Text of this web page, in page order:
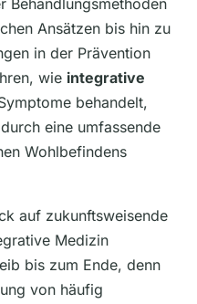
Behandlungsmethoden
Ansätzen bis hin zu
in der Prävention
wie integrative
behandelt,
eine umfassende
Wohlbefindens
auf zukunftsweisende
Medizin
bis zum Ende, denn
von häufig